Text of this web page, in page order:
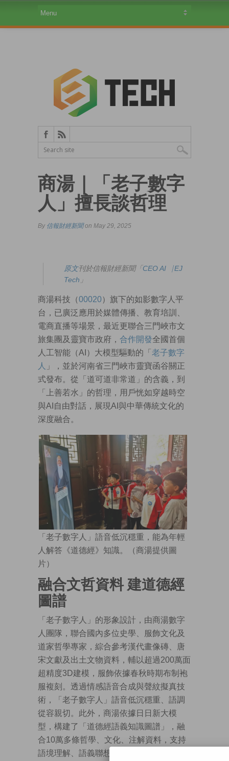
商湯｜「老子數字
人」擅長談哲理
By 信報財經新聞on May 29, 2025
原文刊於信報財經新聞「CEO AI⎹ EJ
Tech 」
商湯科技（00020）旗下的如影數字人平
台，已廣泛應用於媒體傳播、教育培訓、
電商直播等場景，最近更聯合三門峽市文
旅集團及靈寶市政府， 合作開發全國首個
人工智能（AI）大模型驅動的「 老子數字
人 」，並於河南省三門峽市靈寶函谷關正
式發布。從「道可道非常道」的含義，到
「上善若水」的哲理，用戶恍如穿越時空
與AI自由對話，展現AI與中華傳統文化的
深度融合。
「老子數字人」語音低沉穩重，能為年輕
人解答《道德經》知識。（商湯提供圖
片）
融合文哲資料 建道德經
圖譜
「老子數字人」的形象設計，由商湯數字
人團隊，聯合國內多位史學、服飾文化及
道家哲學專家，綜合參考漢代畫像磚、唐
宋文獻及出土文物資料，輔以超過200萬面
超精度3D建模，服飾依據春秋時期布制袍
服複刻。透過情感語音合成與聲紋擬真技
術，「老子數字人」語音低沉穩重、語調
從容親切。此外，商湯依據日日新大模
型，構建了「道德經語義知識圖譜」，融
合10萬多條哲學、文化、注解資料，支持
語境理解、語義聯想與個性化答問。